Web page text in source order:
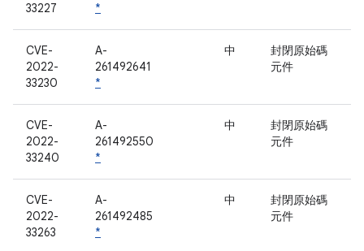
33227
*
CVE-
2022-
33230
A-
261492641
*
中
封閉原始碼
元件
CVE-
2022-
33240
A-
261492550
*
中
封閉原始碼
元件
CVE-
2022-
33263
A-
261492485
*
中
封閉原始碼
元件